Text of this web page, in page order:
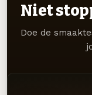
Niet
Doe de